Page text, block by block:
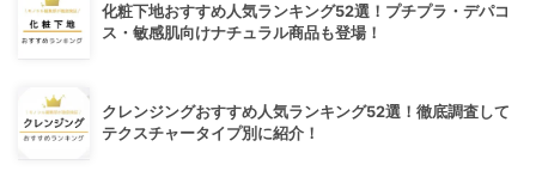
化粧下地おすすめ人気ランキング52選！プチプラ・デパコ
ス・敏感肌向けナチュラル商品も登場！
クレンジングおすすめ人気ランキング52選！徹底調査して
テクスチャータイプ別に紹介！